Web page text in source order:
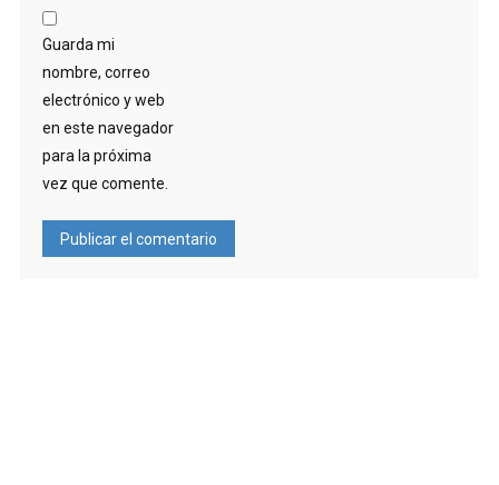
Guarda mi
nombre, correo
electrónico y web
en este navegador
para la próxima
vez que comente.